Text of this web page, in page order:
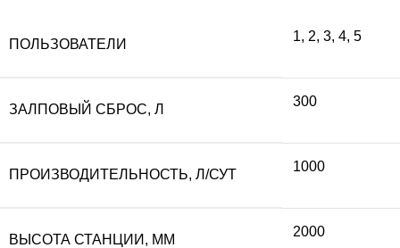
составляла
000 ₽.
ПОЛЬЗОВАТЕЛИ
1, 2, 3, 4, 5
ЗАЛПОВЫЙ СБРОС, Л
300
ПРОИЗВОДИТЕЛЬНОСТЬ, Л/СУТ
1000
ВЫСОТА СТАНЦИИ, ММ
2000